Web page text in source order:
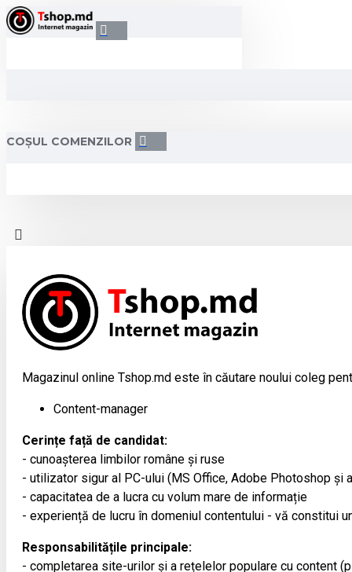
COȘUL COMENZILOR
Magazinul online Tshop.md este în căutare noului coleg
Content-manager
Cerințe față de candidat:
- cunoașterea limbilor române și ruse
- utilizator sigur al PC-ului (MS Office, Adobe Photoshop și
- capacitatea de a lucra cu volum mare de informație
- experiență de lucru în domeniul contentului - vă constitui
Responsabilitățile principale:
- completarea site-urilor și a rețelelor populare cu content